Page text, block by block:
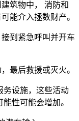
筑物中， 消防和
能介入拯数财产。
到紧急呼叫并开车
最后救援或灭火。
务设施，这些活动
性可能会增加。